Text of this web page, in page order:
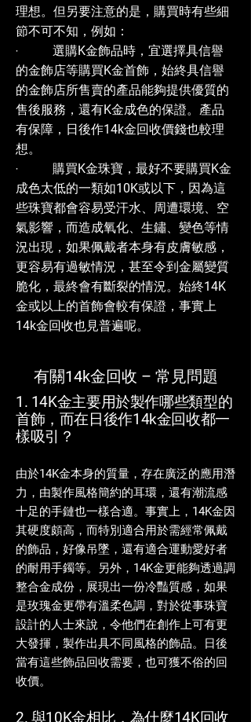
理想。但另要注意的是，購買時有些細
節不可不知，例如：
‧ 選購K金飾品時，宜選擇具信譽
的金飾店等購買K金首飾，始終具信譽
的金飾店所售賣的產品能夠提供優質的
售後服務，還有K金成色的保證。產品
有保障，日後作14k金回收價錢也較理
想。
‧ 購買K金珠寶，最好不要購買K金
成色太低的一類如10K或以下，因為這
些珠寶都會容易受汗水、周遭環境、空
氣影響，而造成氧化、生鏽、變色等情
況出現，如果佩戴者本身有皮膚敏感，
更容易有過敏情況，甚至令到金屬變質
脆化，最終會有斷裂的情況。始終14K
金或以上的首飾會較有保證，事實上
14k金回收也見普遍呢。
有關14k金回收 – 常見問題
1. 14K金主要用於製作哪些類型的
首飾，而在日後作14k金回收都一
樣吸引？
由於14K金本身的質量，存在廣泛的應用潛
力，由製作風格簡約的耳環，還有潮流感
十足的手鏈也一樣合適。事實上，14K金因
其硬度頗高，而特別適合用於需經常佩戴
的飾品，好像吊墜，還有適合運動愛好者
的耐用手鐲等。另外，14K金更能夠透過調
整合金成份，展現出一份冷豔質感，如果
是玫瑰金更帶有溫柔色調，對於從事珠寶
設計的人士來說，令他們在創作上可有更
大發揮，製作出具不同風格的飾品。日後
當有這些飾品回收需要，也可獲不俗的回
收價。
2. 與10K金相比，為什麼14K回收